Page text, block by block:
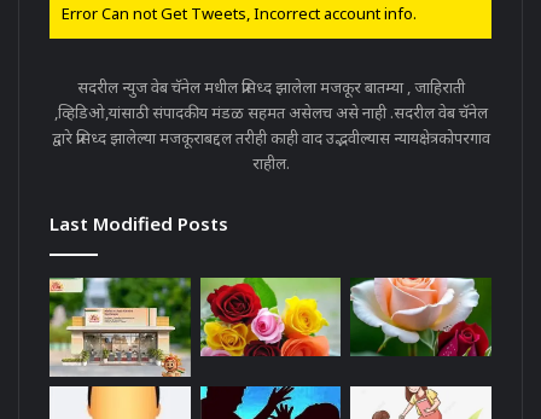
Error Can not Get Tweets, Incorrect account info.
सदरील न्युज वेब चॅनेल मधील प्रसिध्द झालेला मजकूर बातम्या , जाहिराती
,व्हिडिओ,यांसाठी संपादकीय मंडळ सहमत असेलच असे नाही .सदरील वेब चॅनेल
द्वारे प्रसिध्द झालेल्या मजकूराबद्दल तरीही काही वाद उद्भवील्यास न्यायक्षेत्रकोपरगाव
राहील.
Last Modified Posts